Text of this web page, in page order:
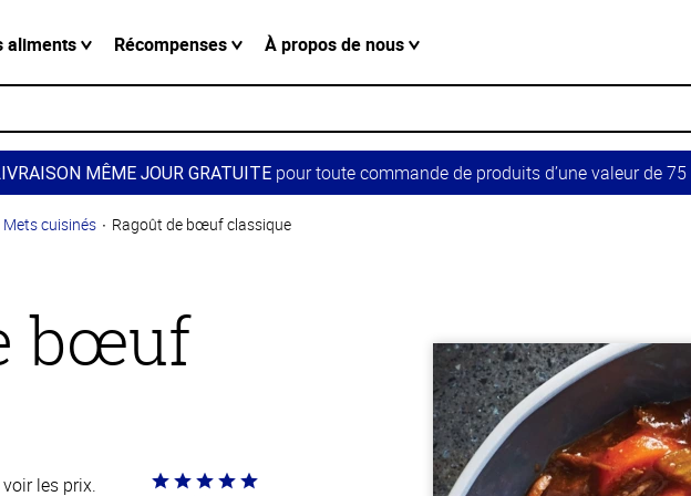
aliments Récompenses À propos de nous
MÊME JOUR GRATUITEpour toute commande de produits d’une valeur de
Mets cuisinés Ragoût de bœuf classique
bœuf
les prix.
Coté